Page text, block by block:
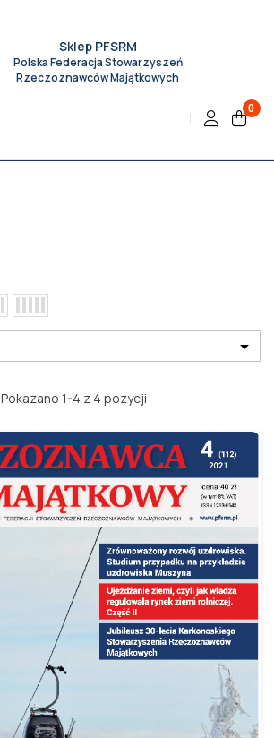
Sklep PFSRM
Polska Federacja Stowarzyszeń
Rzeczoznawców Majątkowych
0

Pokazano 1-4 z 4 pozycji